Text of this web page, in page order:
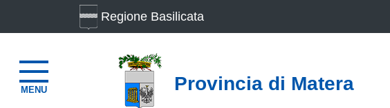
MENU
Regione Basilicata
Provincia di Matera